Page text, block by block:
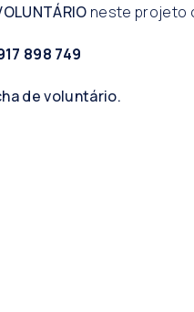
neste projeto
898 749
de voluntário.